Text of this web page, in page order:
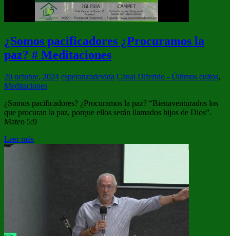
¿Somos pacificadores ¿Procuramos la
paz? # Meditaciones
20 octubre, 2024 esperanzadevida Canal Diferido - Últimos cultos,
Meditaciones
¿Somos pacificadores? ¿Procuramos la paz? “Bienaventurados los
que procuran la paz, porque ellos serán llamados hijos de Dios”.
Mateo 5:9
Leer más